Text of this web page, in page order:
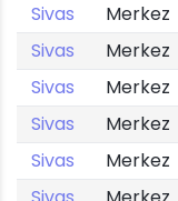
Sivas
Merkez
Sivas
Merkez
Sivas
Merkez
Sivas
Merkez
Sivas
Merkez